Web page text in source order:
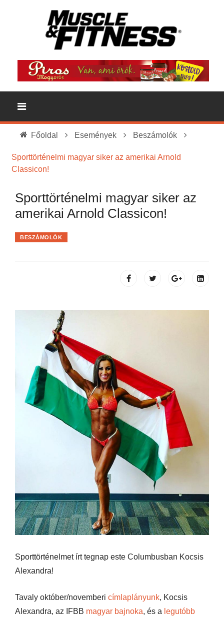
Főoldal Események Beszámolók
Sporttörténelmi magyar siker az amerikai Arnold
Classicon!
Sporttörténelmi magyar siker az
amerikai Arnold Classicon!
BESZÁMOLÓK
Sporttörténelmet írt tegnap este Columbusban Kocsis
Alexandra!
Tavaly október/novemberi címlaplányunk, Kocsis
Alexandra, az IFBB magyar bajnoka, és a legutóbb